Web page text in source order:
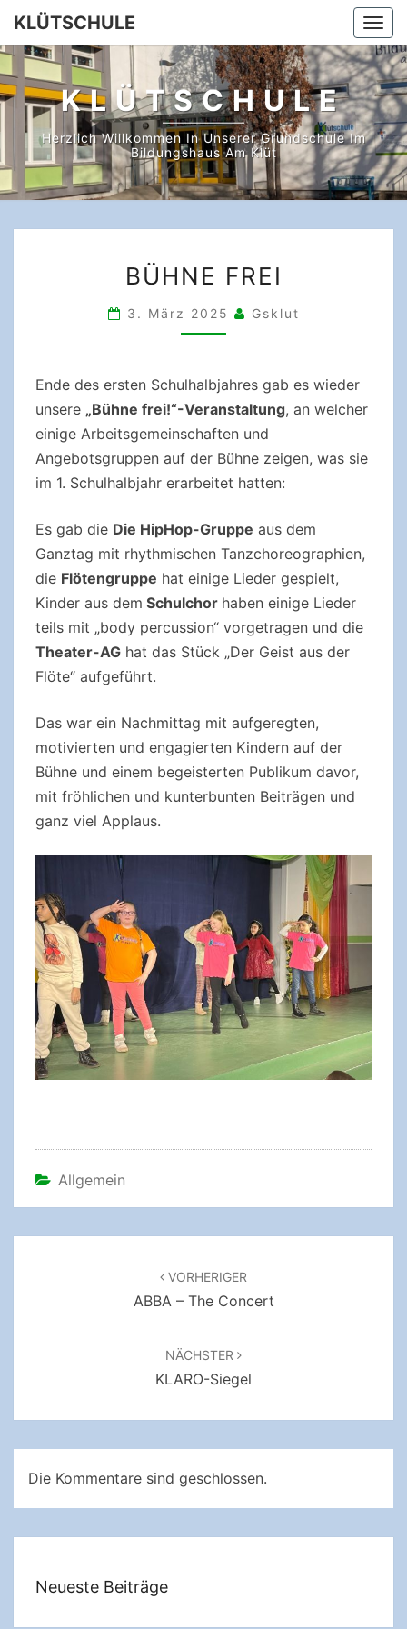
Skip
content
KLÜTSCHULE
KLÜTSCHULE
Herzlich Willkommen In Unserer Grundschule Im
Bildungshaus Am Klüt
FREI
BÜHNE FREI
3. März 2025 Gsklut
Ende des ersten Schulhalbjahres gab es wieder
unsere „Bühne frei!“-Veranstaltung, an welcher
einige Arbeitsgemeinschaften und
Angebotsgruppen auf der Bühne zeigen, was sie
im 1. Schulhalbjahr erarbeitet hatten:
Es gab die Die HipHop-Gruppe aus dem
Ganztag mit rhythmischen Tanzchoreographien,
die Flötengruppe hat einige Lieder gespielt,
Kinder aus dem Schulchor haben einige Lieder
teils mit „body percussion“ vorgetragen und die
Theater-AG hat das Stück „Der Geist aus der
Flöte“ aufgeführt.
Das war ein Nachmittag mit aufgeregten,
motivierten und engagierten Kindern auf der
Bühne und einem begeisterten Publikum davor,
mit fröhlichen und kunterbunten Beiträgen und
ganz viel Applaus.
Allgemein
VORHERIGER
ABBA – The Concert
NÄCHSTER
KLARO-Siegel
Die Kommentare sind geschlossen.
Neueste Beiträge